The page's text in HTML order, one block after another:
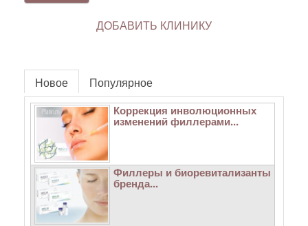
ДОБАВИТЬ КЛИНИКУ
Новое Популярное
Коррекция инволюционных
изменений филлерами...
Филлеры и биоревитализанты
бренда...